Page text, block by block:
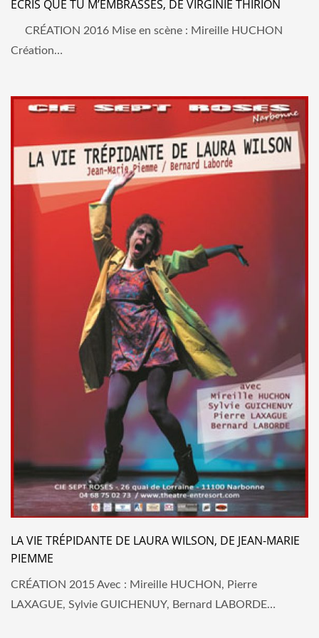
ÉCRIS QUE TU M’EMBRASSES, DE VIRGINIE THIRION
CRÉATION 2016 Mise en scène : Mireille HUCHON
Création…
LA VIE TRÉPIDANTE DE LAURA WILSON, DE JEAN-MARIE
PIEMME
CRÉATION 2015 Avec : Mireille HUCHON, Pierre
LAXAGUE, Sylvie GUICHENUY, Bernard LABORDE…